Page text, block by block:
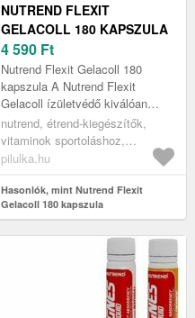
NUTREND FLEXIT
GELACOLL 180 KAPSZULA
4 590 Ft
Nutrend Flexit Gelacoll 180
kapszula A Nutrend Flexit
Gelacoll ízületvédő kiválóan
alkalmas az ízületi problémák
kezelésére és az ízületek,
porcok ...
nutrend, étrend-kiegészítők,
vitaminok sportoláshoz,
ízületvédők
pilulka.hu
Hasonlók, mint Nutrend Flexit
Gelacoll 180 kapszula